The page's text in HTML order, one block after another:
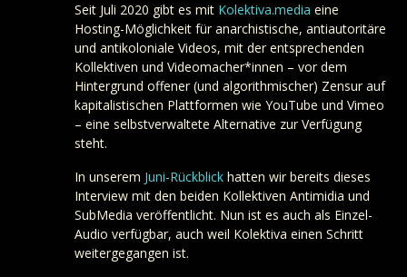
Seit Juli 2020 gibt es mit Kolektiva.media eine
Hosting-Möglichkeit für anarchistische, antiautoritäre
und antikoloniale Videos, mit der entsprechenden
Kollektiven und Videomacher*innen – vor dem
Hintergrund offener (und algorithmischer) Zensur auf
kapitalistischen Plattformen wie YouTube und Vimeo
– eine selbstverwaltete Alternative zur Verfügung
steht.
In unserem Juni-Rückblick hatten wir bereits dieses
Interview mit den beiden Kollektiven Antimidia und
SubMedia veröffentlicht. Nun ist es auch als Einzel-
Audio verfügbar, auch weil Kolektiva einen Schritt
weitergegangen ist.